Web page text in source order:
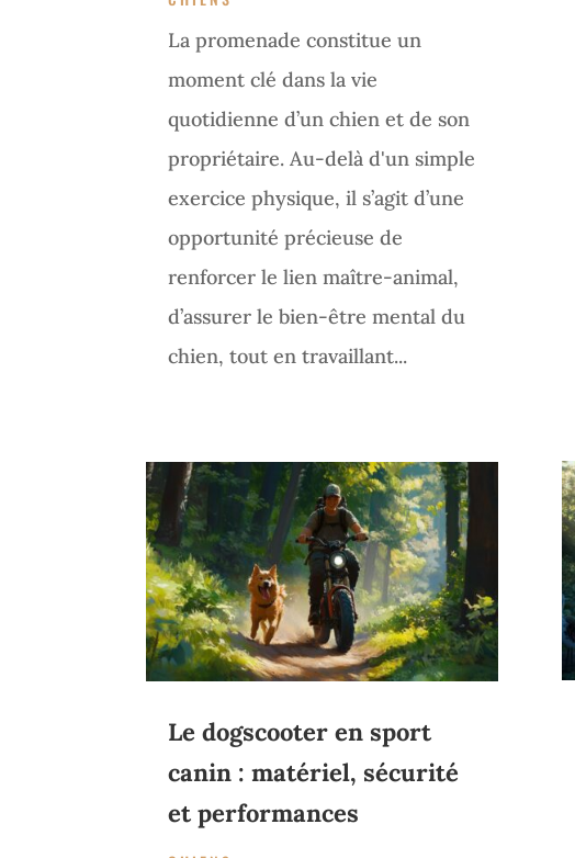
La promenade constitue un
moment clé dans la vie
quotidienne d’un chien et de son
propriétaire. Au-delà d'un simple
exercice physique, il s’agit d’une
opportunité précieuse de
renforcer le lien maître-animal,
d’assurer le bien-être mental du
chien, tout en travaillant...
Le dogscooter en sport
canin : matériel, sécurité
et performances